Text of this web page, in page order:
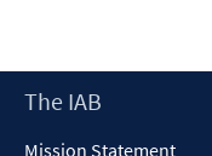
Footer
The IAB
Mission Statement